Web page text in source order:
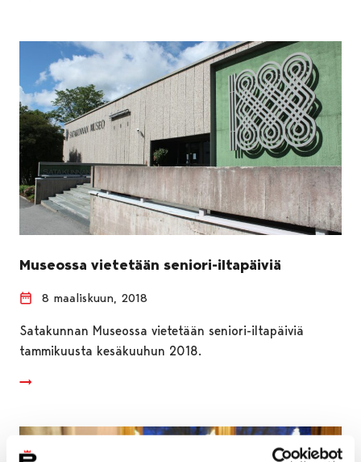
Museossa vietetään seniori-iltapäiviä
8 maaliskuun, 2018
Satakunnan Museossa vietetään seniori-iltapäiviä
tammikuusta kesäkuuhun 2018.